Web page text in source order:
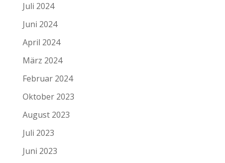
Juli 2024
Juni 2024
April 2024
März 2024
Februar 2024
Oktober 2023
August 2023
Juli 2023
Juni 2023